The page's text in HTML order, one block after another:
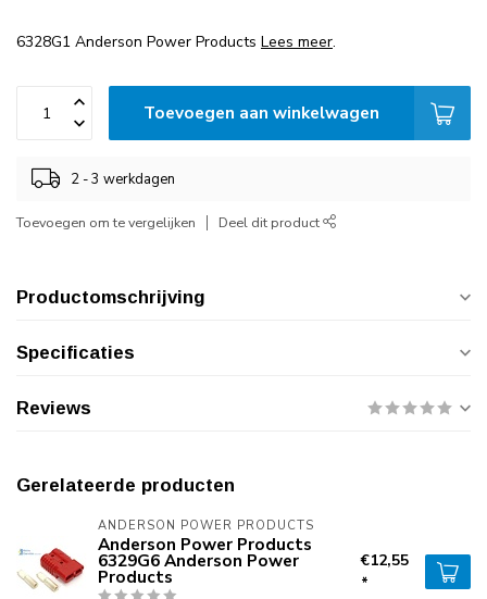
6328G1 Anderson Power Products Lees meer.
Toevoegen aan winkelwagen
2 - 3 werkdagen
Toevoegen om te vergelijken Deel dit product
Productomschrijving
Specificaties
Reviews
Gerelateerde producten
ANDERSON POWER PRODUCTS
Anderson Power Products
6329G6 Anderson Power
Products
€12,55
*